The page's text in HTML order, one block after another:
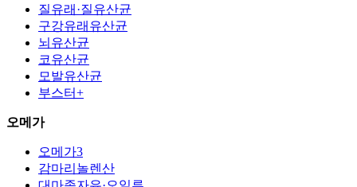
질유래·질유산균
구강유래유산균
뇌유산균
코유산균
모발유산균
부스터+
오메가
오메가3
감마리놀렌산